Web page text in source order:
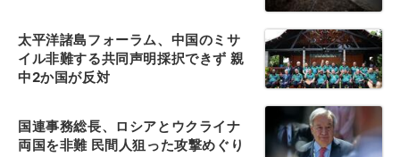
太平洋諸島フォーラム、中国のミサ
イル非難する共同声明採択できず 親
中2か国が反対
国連事務総長、ロシアとウクライナ
両国を非難 民間人狙った攻撃めぐり